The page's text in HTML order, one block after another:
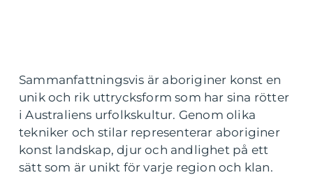
Sammanfattningsvis är aboriginer konst en
unik och rik uttrycksform som har sina rötter
i Australiens urfolkskultur. Genom olika
tekniker och stilar representerar aboriginer
konst landskap, djur och andlighet på ett
sätt som är unikt för varje region och klan.